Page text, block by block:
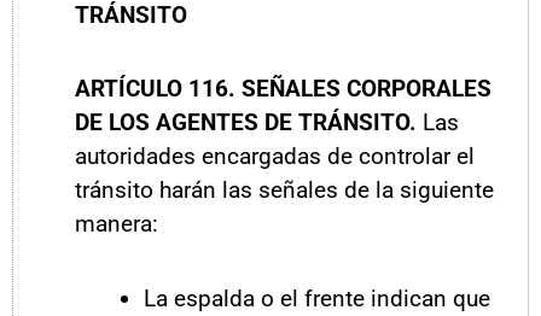
TRÁNSITO
ARTÍCULO 116. SEÑALES CORPORALES
DE LOS AGENTES DE TRÁNSITO. Las
autoridades encargadas de controlar el
tránsito harán las señales de la siguiente
manera:
La espalda o el frente indican que